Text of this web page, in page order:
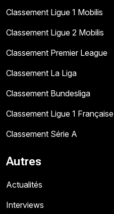
Classement Ligue 1 Mobilis
Classement Ligue 2 Mobilis
Classement Premier League
Classement La Liga
Classement Bundesliga
Classement Ligue 1 Française
Classement Série A
Autres
Actualités
Interviews